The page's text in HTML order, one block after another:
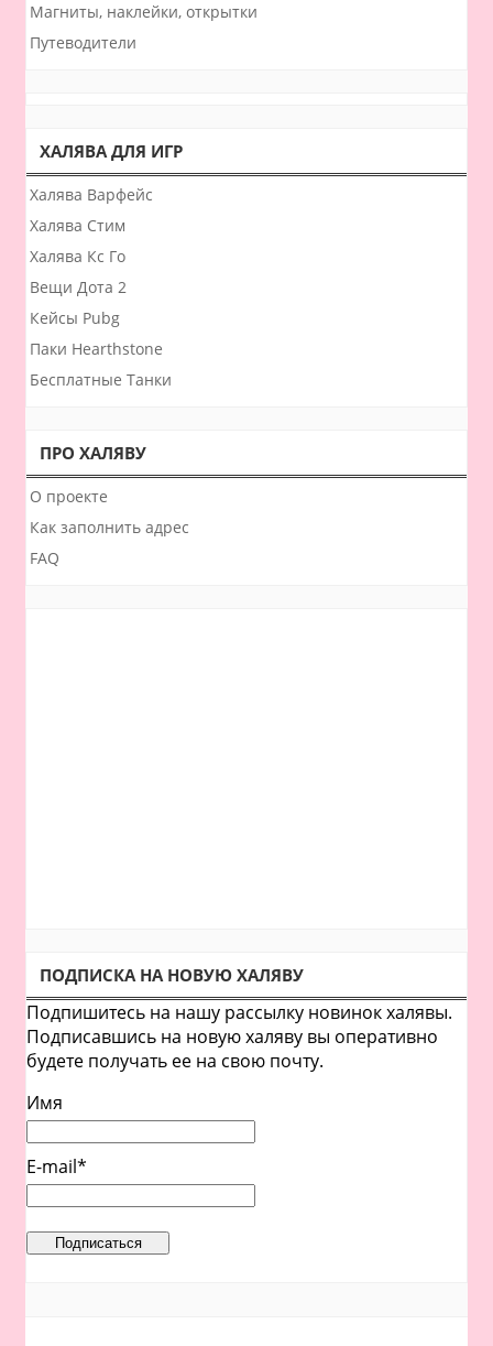
Магниты, наклейки, открытки
Путеводители
ХАЛЯВА ДЛЯ ИГР
Халява Варфейс
Халява Стим
Халява Кс Го
Вещи Дота 2
Кейсы Pubg
Паки Hearthstone
Бесплатные Танки
ПРО ХАЛЯВУ
О проекте
Как заполнить адрес
FAQ
ПОДПИСКА НА НОВУЮ ХАЛЯВУ
Подпишитесь на нашу рассылку новинок халявы.
Подписавшись на новую халяву вы оперативно
будете получать ее на свою почту.
Имя
E-mail*